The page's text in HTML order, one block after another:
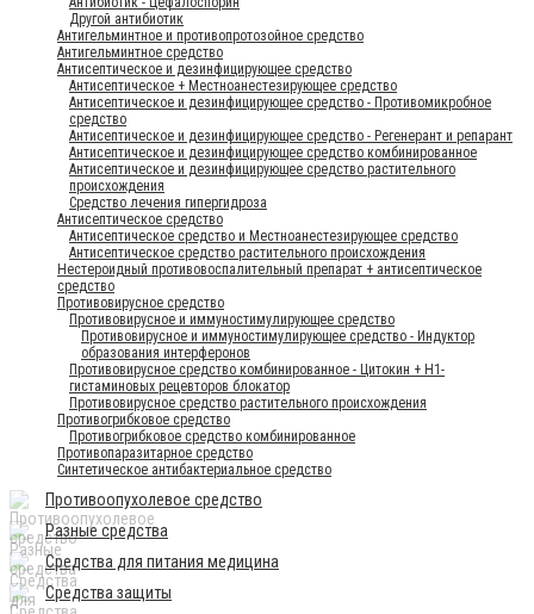
Другой антибиотик
Антигельминтное и противопротозойное средство
Антигельминтное средство
Антисептическое и дезинфицирующее средство
Антисептическое + Местноанестезирующее средство
Антисептическое и дезинфицирующее средство - Противомикробное
средство
Антисептическое и дезинфицирующее средство - Регенерант и репарант
Антисептическое и дезинфицирующее средство комбинированное
Антисептическое и дезинфицирующее средство растительного
происхождения
Средство лечения гипергидроза
Антисептическое средство
Антисептическое средство и Местноанестезирующее средство
Антисептическое средство растительного происхождения
Нестероидный противовоспалительный препарат + антисептическое
средство
Противовирусное средство
Противовирусное и иммуностимулирующее средство
Противовирусное и иммуностимулирующее средство - Индуктор
образования интерферонов
Противовирусное средство комбинированное - Цитокин + Н1-
гистаминовых рецевторов блокатор
Противовирусное средство растительного происхождения
Противогрибковое средство
Противогрибковое средство комбинированное
Противопаразитарное средство
Синтетическое антибактериальное средство
Противоопухолевое средство
Разные средства
Средства для питания медицина
Средства защиты